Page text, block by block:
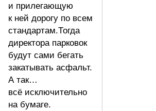
и прилегающую
к ней дорогу по всем
стандартам.Тогда
директора парковок
будут сами бегать
закатывать асфальт.
А так…
всё исключительно
на бумаге.